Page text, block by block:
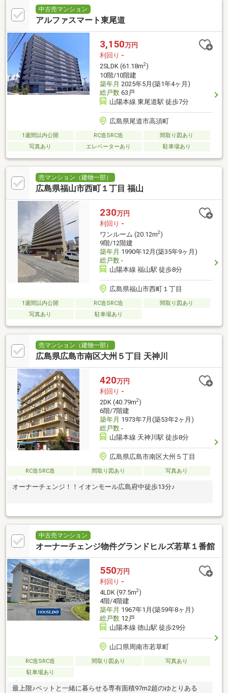
中古売マンション
アルファスマート東尾道
3,150万円
利回り -
2SLDK (61.18m2)
10階/10階建
築年月 2025年5月(築1年4ヶ月)
総戸数63戸
山陽本線 東尾道駅 徒歩7分
広島県尾道市高須町
1週間以内公開 RC造SRC造
間取り図あり
写真あり
エレベーターあり 駐車場あり
売マンション（建物一部）
広島県福山市西町１丁目 福山
230万円
利回り -
ワンルーム (20.12m2)
9階/12階建
築年月 1990年12月(築35年9ヶ月)
総戸数-
山陽本線 福山駅 徒歩8分
広島県福山市西町１丁目
1週間以内公開 RC造SRC造
間取り図あり
写真あり
駐車場あり
売マンション（建物一部）
広島県広島市南区大州５丁目 天神川
420万円
利回り -
2DK (40.79m2)
6階/7階建
築年月 1973年7月(築53年2ヶ月)
総戸数-
山陽本線 天神川駅 徒歩8分
広島県広島市南区大州５丁目
RC造SRC造 間取り図あり 写真あり
オーナーチェンジ！！イオンモール広島府中徒歩13分♪
中古売マンション
オーナーチェンジ物件グランドヒルズ若草１番館
550万円
利回り -
4LDK (97.5m2)
4階/4階建
築年月 1967年1月(築59年8ヶ月)
総戸数12戸
山陽本線 徳山駅 徒歩29分
山口県周南市若草町
RC造SRC造 間取り図あり
写真あり
駐車場あり
最上階♪ペットと一緒に暮らせる専有面積97m2超のゆとりある